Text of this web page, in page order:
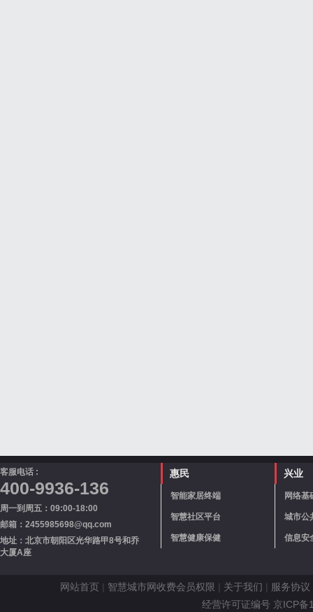
客服电话 :
400-9936-136
周一到周五：09:00-18:00
邮箱：2455985698@qq.com
地址：北京市朝阳区光华路甲8号和乔
大厦A座
惠民
智能家居终端
智慧社区平台
智慧健康保健
兴业
网络基
城市公
信息安
网站首页 | 智慧城市网收费会员权限 | 关于我们 | 服务协议
经营许可证编号 京ICP